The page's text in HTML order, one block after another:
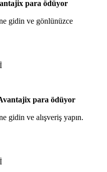
para ödüyor
gidin ve gönlünüzce
para ödüyor
gidin ve alışveriş yapın.